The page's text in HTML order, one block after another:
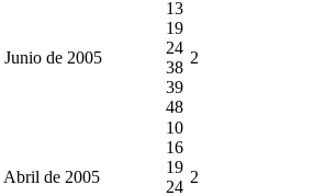
Junio de 2005
13
19
24
38
39
48
2
Abril de 2005
10
16
19
24
2